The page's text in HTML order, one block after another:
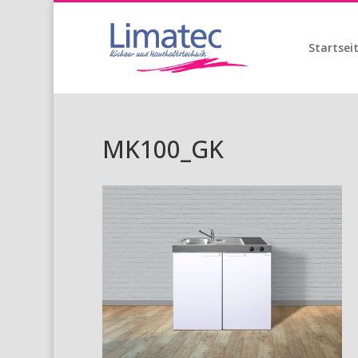
MK100_GK